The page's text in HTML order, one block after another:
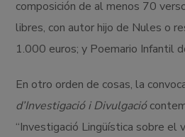
composición de al menos 70
libres, con autor hijo de Nules o
1.000 euros; y Poemario Infantil
En otro orden de cosas, la
d’Investigació i Divulgació
“Investigació Lingüística sobre el